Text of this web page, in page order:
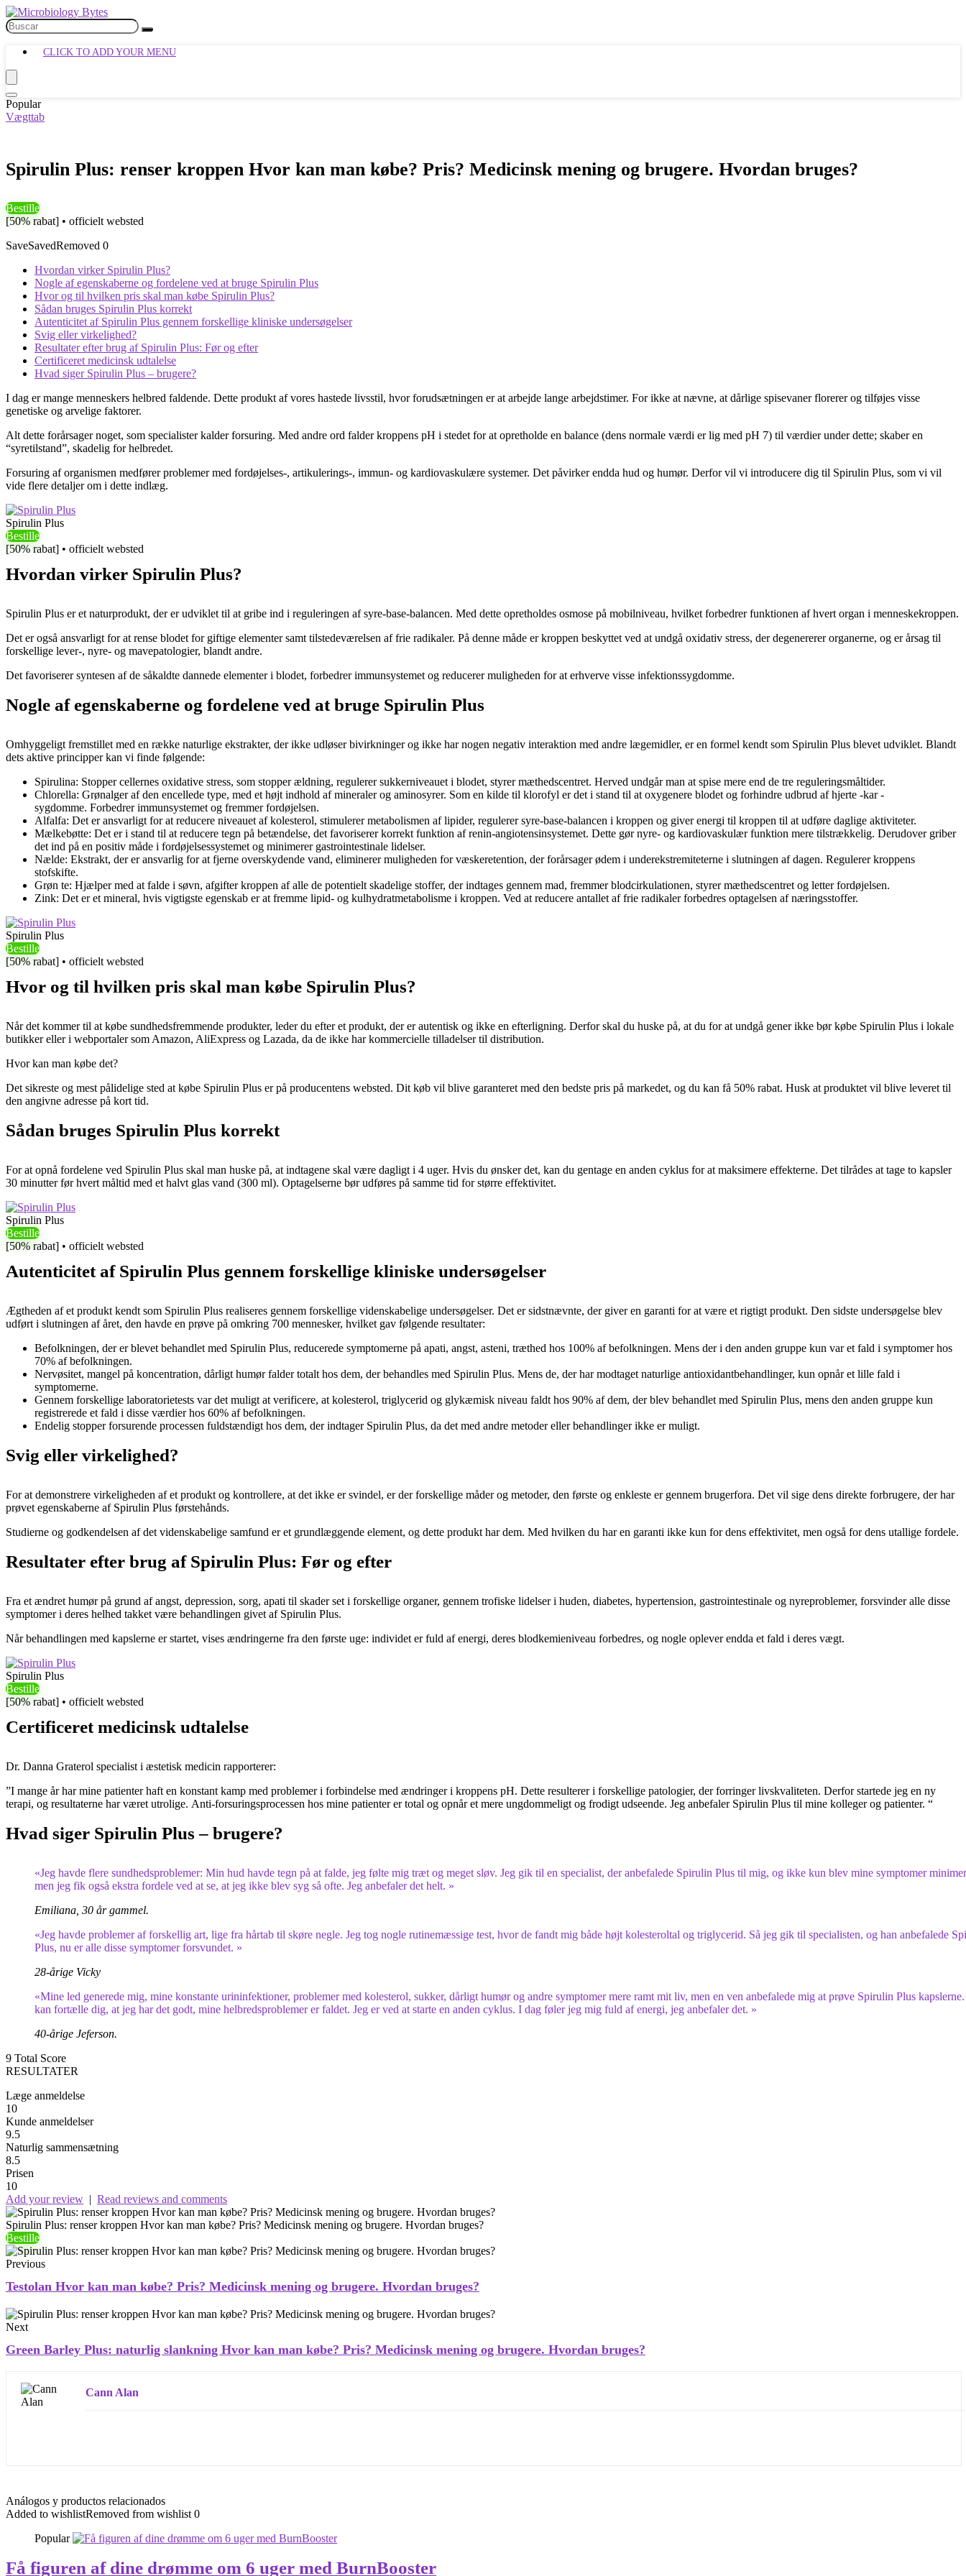
CLICK TO ADD YOUR MENU
Popular
Vægttab
Spirulin Plus: renser kroppen Hvor kan man købe? Pris? Medicinsk mening og brugere. Hvordan bruges?
Bestille
[50% rabat] • officielt websted
SaveSavedRemoved 0
Hvordan virker Spirulin Plus?
Nogle af egenskaberne og fordelene ved at bruge Spirulin Plus
Hvor og til hvilken pris skal man købe Spirulin Plus?
Sådan bruges Spirulin Plus korrekt
Autenticitet af Spirulin Plus gennem forskellige kliniske undersøgelser
Svig eller virkelighed?
Resultater efter brug af Spirulin Plus: Før og efter
Certificeret medicinsk udtalelse
Hvad siger Spirulin Plus – brugere?
I dag er mange menneskers helbred faldende. Dette produkt af vores hastede livsstil, hvor forudsætningen er at arbejde lange arbejdstimer. For ikke at nævne, at dårlige spisevaner florerer og tilføjes visse
genetiske og arvelige faktorer.
Alt dette forårsager noget, som specialister kalder forsuring. Med andre ord falder kroppens pH i stedet for at opretholde en balance (dens normale værdi er lig med pH 7) til værdier under dette; skaber en
“syretilstand”, skadelig for helbredet.
Forsuring af organismen medfører problemer med fordøjelses-, artikulerings-, immun- og kardiovaskulære systemer. Det påvirker endda hud og humør. Derfor vil vi introducere dig til Spirulin Plus, som vi vil
vide flere detaljer om i dette indlæg.
Spirulin Plus
Bestille
[50% rabat] • officielt websted
Hvordan virker Spirulin Plus?
Spirulin Plus er et naturprodukt, der er udviklet til at gribe ind i reguleringen af ​​syre-base-balancen. Med dette opretholdes osmose på mobilniveau, hvilket forbedrer funktionen af ​​hvert organ i menneskekroppen.
Det er også ansvarligt for at rense blodet for giftige elementer samt tilstedeværelsen af ​​frie radikaler. På denne måde er kroppen beskyttet ved at undgå oxidativ stress, der degenererer organerne, og er årsag til
forskellige lever-, nyre- og mavepatologier, blandt andre.
Det favoriserer syntesen af ​​de såkaldte dannede elementer i blodet, forbedrer immunsystemet og reducerer muligheden for at erhverve visse infektionssygdomme.
Nogle af egenskaberne og fordelene ved at bruge Spirulin Plus
Omhyggeligt fremstillet med en række naturlige ekstrakter, der ikke udløser bivirkninger og ikke har nogen negativ interaktion med andre lægemidler, er en formel kendt som Spirulin Plus blevet udviklet. Blandt
dets aktive principper kan vi finde følgende:
Spirulina: Stopper cellernes oxidative stress, som stopper ældning, regulerer sukkerniveauet i blodet, styrer mæthedscentret. Herved undgår man at spise mere end de tre reguleringsmåltider.
Chlorella: Grønalger af den encellede type, med et højt indhold af mineraler og aminosyrer. Som en kilde til klorofyl er det i stand til at oxygenere blodet og forhindre udbrud af hjerte -kar -
sygdomme. Forbedrer immunsystemet og fremmer fordøjelsen.
Alfalfa: Det er ansvarligt for at reducere niveauet af kolesterol, stimulerer metabolismen af ​​lipider, regulerer syre-base-balancen i kroppen og giver energi til kroppen til at udføre daglige aktiviteter.
Mælkebøtte: Det er i stand til at reducere tegn på betændelse, det favoriserer korrekt funktion af renin-angiotensinsystemet. Dette gør nyre- og kardiovaskulær funktion mere tilstrækkelig. Derudover griber
det ind på en positiv måde i fordøjelsessystemet og minimerer gastrointestinale lidelser.
Nælde: Ekstrakt, der er ansvarlig for at fjerne overskydende vand, eliminerer muligheden for væskeretention, der forårsager ødem i underekstremiteterne i slutningen af ​​dagen. Regulerer kroppens
stofskifte.
Grøn te: Hjælper med at falde i søvn, afgifter kroppen af ​​alle de potentielt skadelige stoffer, der indtages gennem mad, fremmer blodcirkulationen, styrer mæthedscentret og letter fordøjelsen.
Zink: Det er et mineral, hvis vigtigste egenskab er at fremme lipid- og kulhydratmetabolisme i kroppen. Ved at reducere antallet af frie radikaler forbedres optagelsen af ​​næringsstoffer.
Spirulin Plus
Bestille
[50% rabat] • officielt websted
Hvor og til hvilken pris skal man købe Spirulin Plus?
Når det kommer til at købe sundhedsfremmende produkter, leder du efter et produkt, der er autentisk og ikke en efterligning. Derfor skal du huske på, at du for at undgå gener ikke bør købe Spirulin Plus i lokale
butikker eller i webportaler som Amazon, AliExpress og Lazada, da de ikke har kommercielle tilladelser til distribution.
Hvor kan man købe det?
Det sikreste og mest pålidelige sted at købe Spirulin Plus er på producentens websted. Dit køb vil blive garanteret med den bedste pris på markedet, og du kan få 50% rabat. Husk at produktet vil blive leveret til
den angivne adresse på kort tid.
Sådan bruges Spirulin Plus korrekt
For at opnå fordelene ved Spirulin Plus skal man huske på, at indtagene skal være dagligt i 4 uger. Hvis du ønsker det, kan du gentage en anden cyklus for at maksimere effekterne. Det tilrådes at tage to kapsler
30 minutter før hvert måltid med et halvt glas vand (300 ml). Optagelserne bør udføres på samme tid for større effektivitet.
Spirulin Plus
Bestille
[50% rabat] • officielt websted
Autenticitet af Spirulin Plus gennem forskellige kliniske undersøgelser
Ægtheden af ​​et produkt kendt som Spirulin Plus realiseres gennem forskellige videnskabelige undersøgelser. Det er sidstnævnte, der giver en garanti for at være et rigtigt produkt. Den sidste undersøgelse blev
udført i slutningen af ​​året, den havde en prøve på omkring 700 mennesker, hvilket gav følgende resultater:
Befolkningen, der er blevet behandlet med Spirulin Plus, reducerede symptomerne på apati, angst, asteni, træthed hos 100% af befolkningen. Mens der i den anden gruppe kun var et fald i symptomer hos
70% af befolkningen.
Nervøsitet, mangel på koncentration, dårligt humør falder totalt hos dem, der behandles med Spirulin Plus. Mens de, der har modtaget naturlige antioxidantbehandlinger, kun opnår et lille fald i
symptomerne.
Gennem forskellige laboratorietests var det muligt at verificere, at kolesterol, triglycerid og glykæmisk niveau faldt hos 90% af dem, der blev behandlet med Spirulin Plus, mens den anden gruppe kun
registrerede et fald i disse værdier hos 60% af befolkningen.
Endelig stopper forsurende processen fuldstændigt hos dem, der indtager Spirulin Plus, da det med andre metoder eller behandlinger ikke er muligt.
Svig eller virkelighed?
For at demonstrere virkeligheden af ​​et produkt og kontrollere, at det ikke er svindel, er der forskellige måder og metoder, den første og enkleste er gennem brugerfora. Det vil sige dens direkte forbrugere, der har
prøvet egenskaberne af Spirulin Plus førstehånds.
Studierne og godkendelsen af ​​det videnskabelige samfund er et grundlæggende element, og dette produkt har dem. Med hvilken du har en garanti ikke kun for dens effektivitet, men også for dens utallige fordele.
Resultater efter brug af Spirulin Plus: Før og efter
Fra et ændret humør på grund af angst, depression, sorg, apati til skader set i forskellige organer, gennem trofiske lidelser i huden, diabetes, hypertension, gastrointestinale og nyreproblemer, forsvinder alle disse
symptomer i deres helhed takket være behandlingen givet af Spirulin Plus.
Når behandlingen med kapslerne er startet, vises ændringerne fra den første uge: individet er fuld af energi, deres blodkemieniveau forbedres, og nogle oplever endda et fald i deres vægt.
Spirulin Plus
Bestille
[50% rabat] • officielt websted
Certificeret medicinsk udtalelse
Dr. Danna Graterol specialist i æstetisk medicin rapporterer:
”I mange år har mine patienter haft en konstant kamp med problemer i forbindelse med ændringer i kroppens pH. Dette resulterer i forskellige patologier, der forringer livskvaliteten. Derfor startede jeg en ny
terapi, og resultaterne har været utrolige. Anti-forsuringsprocessen hos mine patienter er total og opnår et mere ungdommeligt og frodigt udseende. Jeg anbefaler Spirulin Plus til mine kolleger og patienter. “
Hvad siger Spirulin Plus – brugere?
«Jeg havde flere sundhedsproblemer: Min hud havde tegn på at falde, jeg følte mig træt og meget sløv. Jeg gik til en specialist, der anbefalede Spirulin Plus til mig, og ikke kun blev mine symptomer
men jeg fik også ekstra fordele ved at se, at jeg ikke blev syg så ofte. Jeg anbefaler det helt. »
Emiliana, 30 år gammel.
«Jeg havde problemer af forskellig art, lige fra hårtab til skøre negle. Jeg tog nogle rutinemæssige test, hvor de fandt mig både højt kolesteroltal og triglycerid. Så jeg gik til specialisten, og han anbefalede
Plus, nu er alle disse symptomer forsvundet. »
28-årige Vicky
«Mine led generede mig, mine konstante urininfektioner, problemer med kolesterol, sukker, dårligt humør og andre symptomer mere ramt mit liv, men en ven anbefalede mig at prøve Spirulin Plus kapslerne.
kan fortælle dig, at jeg har det godt, mine helbredsproblemer er faldet. Jeg er ved at starte en anden cyklus. I dag føler jeg mig fuld af energi, jeg anbefaler det. »
40-årige Jeferson.
9 Total Score
RESULTATER
Læge anmeldelse
10
Kunde anmeldelser
9.5
Naturlig sammensætning
8.5
Prisen
10
Add your review | Read reviews and comments
Spirulin Plus: renser kroppen Hvor kan man købe? Pris? Medicinsk mening og brugere. Hvordan bruges?
Bestille
Previous
Testolan Hvor kan man købe? Pris? Medicinsk mening og brugere. Hvordan bruges?
Next
Green Barley Plus: naturlig slankning Hvor kan man købe? Pris? Medicinsk mening og brugere. Hvordan bruges?
Cann Alan
Análogos y productos relacionados
Added to wishlistRemoved from wishlist 0
Popular
Få figuren af ​​dine drømme om 6 uger med BurnBooster